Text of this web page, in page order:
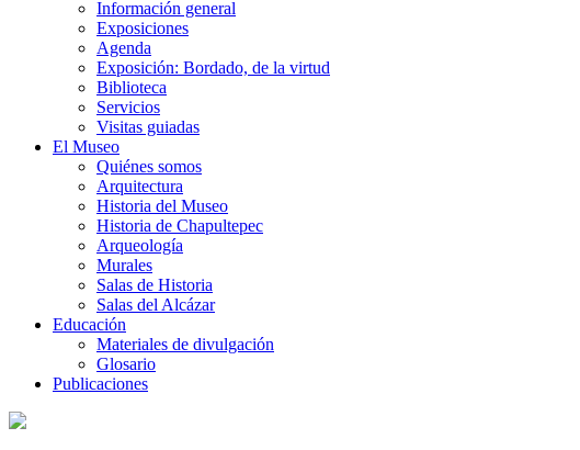
Información general
Exposiciones
Agenda
Exposición: Bordado, de la virtud
Biblioteca
Servicios
Visitas guiadas
El Museo
Quiénes somos
Arquitectura
Historia del Museo
Historia de Chapultepec
Arqueología
Murales
Salas de Historia
Salas del Alcázar
Educación
Materiales de divulgación
Glosario
Publicaciones